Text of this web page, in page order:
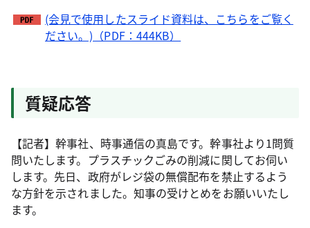
(会見で使用したスライド資料は、こちらをご覧く
ださい。)（PDF：444KB）
質疑応答
【記者】幹事社、時事通信の真島です。幹事社より1問質
問いたします。プラスチックごみの削減に関してお伺い
します。先日、政府がレジ袋の無償配布を禁止するよう
な方針を示されました。知事の受けとめをお願いいたし
ます。